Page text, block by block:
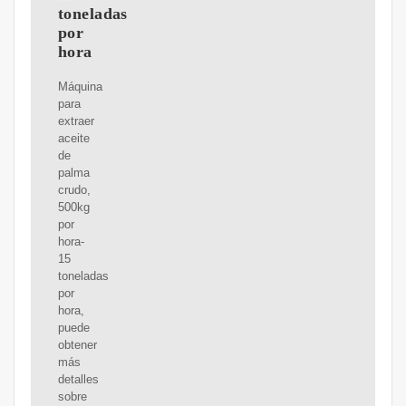
toneladas
por
hora
Máquina
para
extraer
aceite
de
palma
crudo,
500kg
por
hora-
15
toneladas
por
hora,
puede
obtener
más
detalles
sobre